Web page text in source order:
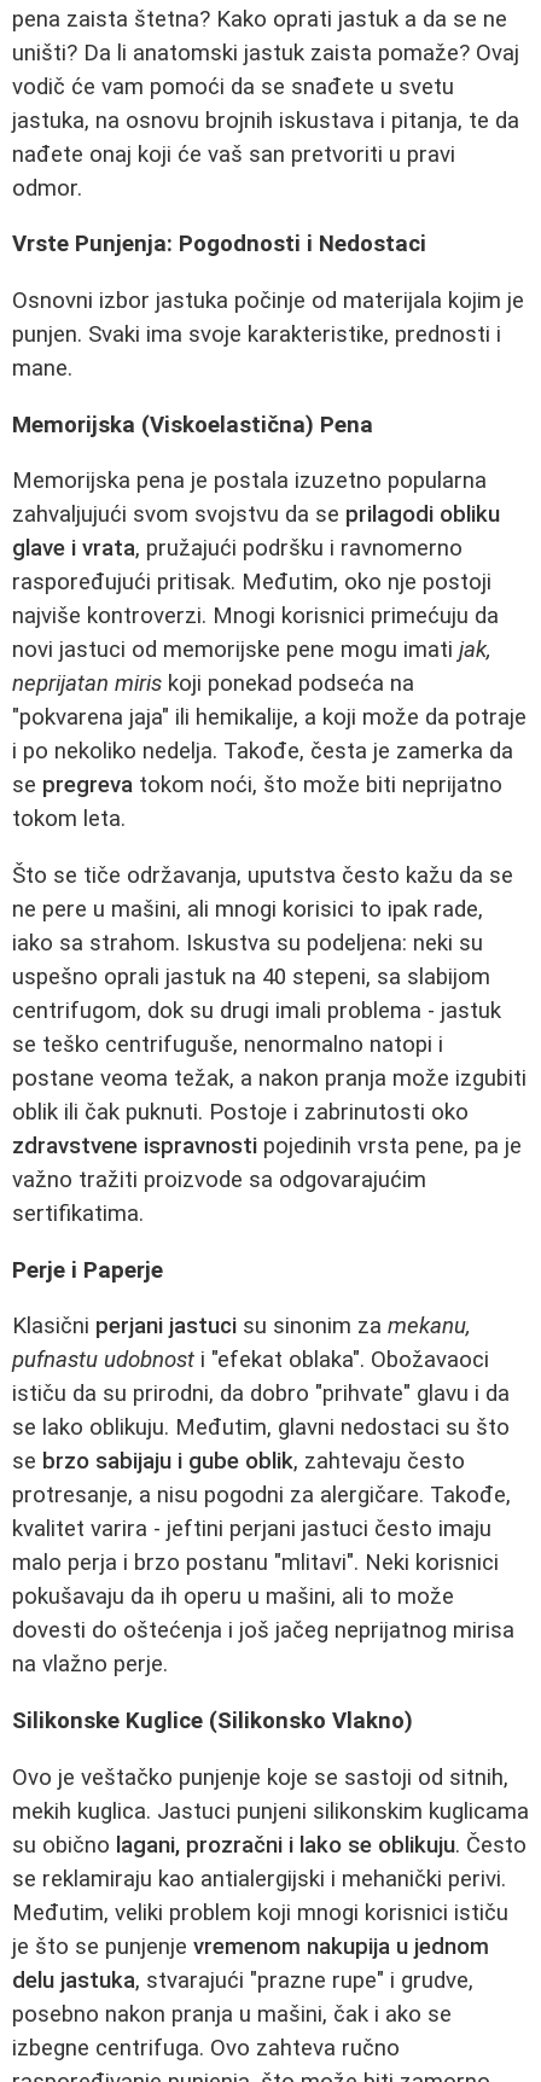
pena zaista štetna? Kako oprati jastuk a da se ne
uništi? Da li anatomski jastuk zaista pomaže? Ovaj
vodič će vam pomoći da se snađete u svetu
jastuka, na osnovu brojnih iskustava i pitanja, te da
nađete onaj koji će vaš san pretvoriti u pravi
odmor.
Vrste Punjenja: Pogodnosti i Nedostaci
Osnovni izbor jastuka počinje od materijala kojim je
punjen. Svaki ima svoje karakteristike, prednosti i
mane.
Memorijska (Viskoelastična) Pena
Memorijska pena je postala izuzetno popularna
zahvaljujući svom svojstvu da se prilagodi obliku
glave i vrata, pružajući podršku i ravnomerno
raspoređujući pritisak. Međutim, oko nje postoji
najviše kontroverzi. Mnogi korisnici primećuju da
novi jastuci od memorijske pene mogu imati jak,
neprijatan miris koji ponekad podseća na
"pokvarena jaja" ili hemikalije, a koji može da potraje
i po nekoliko nedelja. Takođe, česta je zamerka da
se pregreva tokom noći, što može biti neprijatno
tokom leta.
Što se tiče održavanja, uputstva često kažu da se
ne pere u mašini, ali mnogi korisici to ipak rade,
iako sa strahom. Iskustva su podeljena: neki su
uspešno oprali jastuk na 40 stepeni, sa slabijom
centrifugom, dok su drugi imali problema - jastuk
se teško centrifuguše, nenormalno natopi i
postane veoma težak, a nakon pranja može izgubiti
oblik ili čak puknuti. Postoje i zabrinutosti oko
zdravstvene ispravnosti pojedinih vrsta pene, pa je
važno tražiti proizvode sa odgovarajućim
sertifikatima.
Perje i Paperje
Klasični perjani jastuci su sinonim za mekanu,
pufnastu udobnost i "efekat oblaka". Obožavaoci
ističu da su prirodni, da dobro "prihvate" glavu i da
se lako oblikuju. Međutim, glavni nedostaci su što
se brzo sabijaju i gube oblik, zahtevaju često
protresanje, a nisu pogodni za alergičare. Takođe,
kvalitet varira - jeftini perjani jastuci često imaju
malo perja i brzo postanu "mlitavi". Neki korisnici
pokušavaju da ih operu u mašini, ali to može
dovesti do oštećenja i još jačeg neprijatnog mirisa
na vlažno perje.
Silikonske Kuglice (Silikonsko Vlakno)
Ovo je veštačko punjenje koje se sastoji od sitnih,
mekih kuglica. Jastuci punjeni silikonskim kuglicama
su obično lagani, prozračni i lako se oblikuju. Često
se reklamiraju kao antialergijski i mehanički perivi.
Međutim, veliki problem koji mnogi korisnici ističu
je što se punjenje vremenom nakupija u jednom
delu jastuka, stvarajući "prazne rupe" i grudve,
posebno nakon pranja u mašini, čak i ako se
izbegne centrifuga. Ovo zahteva ručno